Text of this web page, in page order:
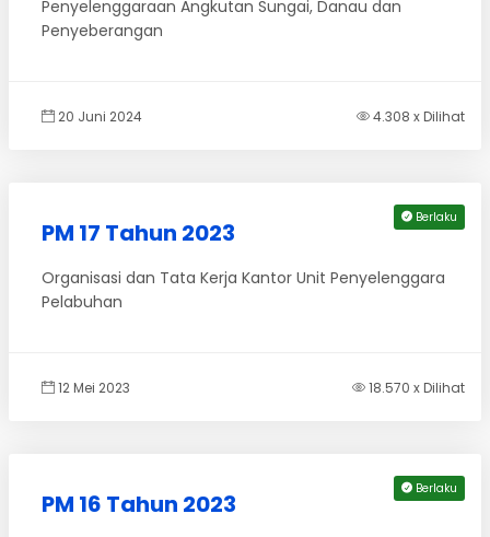
Penyelenggaraan Angkutan Sungai, Danau dan
Penyeberangan
20 Juni 2024 4.308 x Dilihat
Berlaku
PM 17 Tahun 2023
Organisasi dan Tata Kerja Kantor Unit Penyelenggara
Pelabuhan
12 Mei 2023 18.570 x Dilihat
Berlaku
PM 16 Tahun 2023